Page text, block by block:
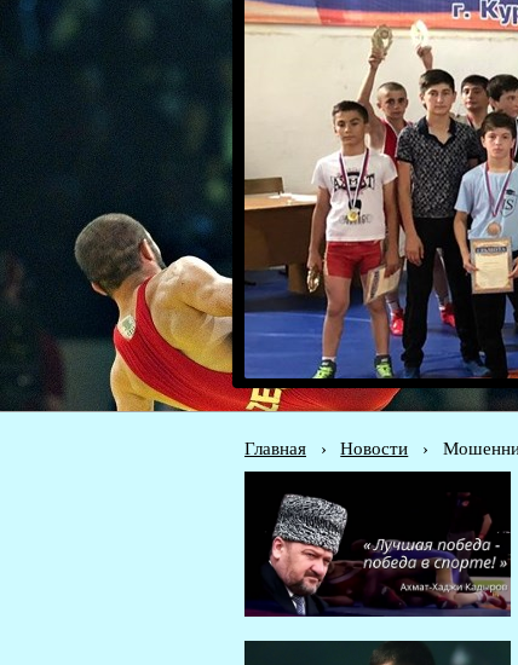
Главная › Новости ›